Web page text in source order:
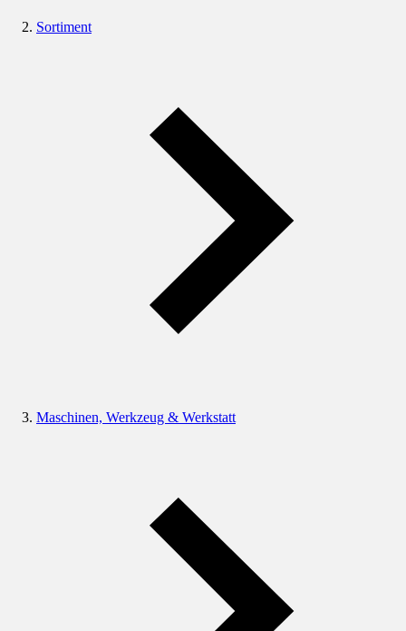
Sortiment
Maschinen, Werkzeug & Werkstatt